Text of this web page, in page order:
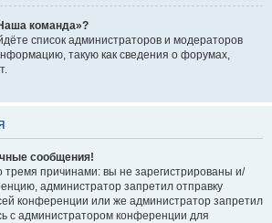
команда»?
список администраторов и модераторов
такую как сведения о форумах,
сообщения!
причинами: вы не зарегистрированы и/
администратор запретил отправку
конференции или же администратор запретил
с администратором конференции для